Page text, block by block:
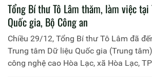
Tổng Bí thư Tô Lâm thăm, làm việc
Quốc gia, Bộ Công an
Chiều 29/12, Tổng Bí thư Tô Lâm đã
Trung tâm Dữ liệu Quốc gia (Trung
công nghệ cao Hòa Lạc, xã Hòa Lạc,